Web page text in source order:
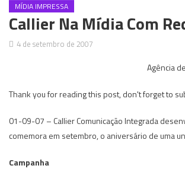
MÍDIA IMPRESSA
Callier Na Mídia Com
4 de setembro de 2007
Agência
Thank you for reading this post, don't forget to
01-09-07 – Callier Comunicação Integrada
comemora em setembro, o aniversário de uma
Campanha